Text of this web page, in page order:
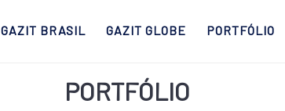
GAZIT BRASIL GAZIT GLOBE PORTFÓLIO
PORTFÓLIO